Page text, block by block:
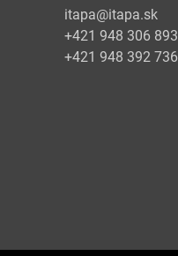
itapa@itapa.sk
+421 948 306 893
+421 948 392 736